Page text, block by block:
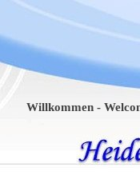
Willkommen - Welcome -